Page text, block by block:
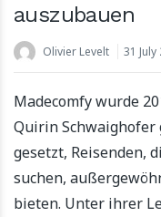
auszubauen
Olivier Levelt 31 July
Madecomfy wurde
Quirin Schwaighofer
gesetzt, Reisenden,
suchen,
bieten. Unter ihrer